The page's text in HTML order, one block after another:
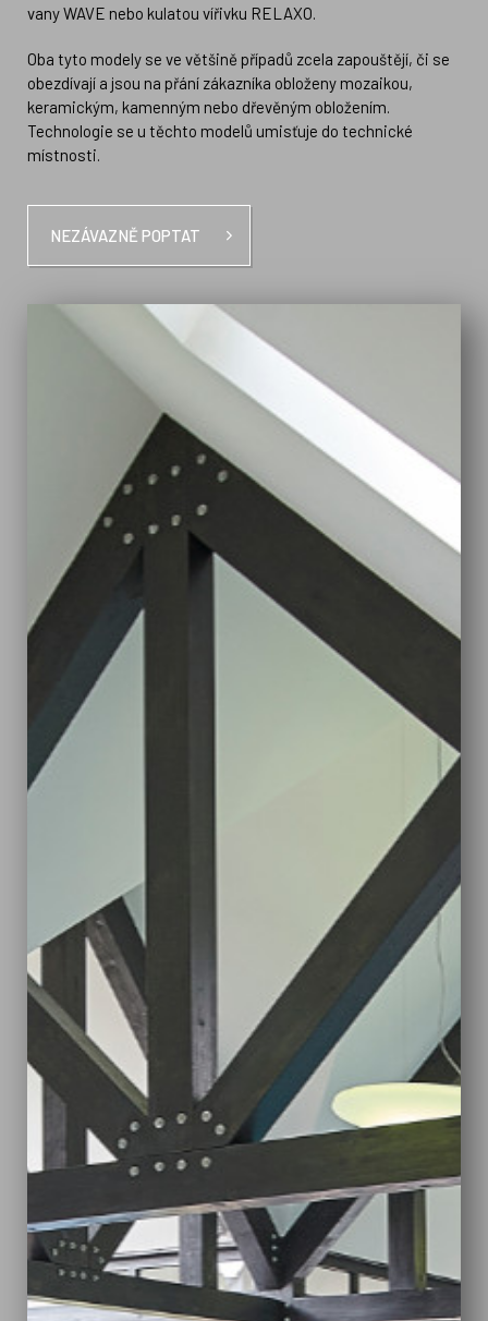
vany WAVE nebo kulatou vířivku RELAXO.
Oba tyto modely se ve většině případů zcela zapouštějí, či se
obezdívají a jsou na přání zákazníka obloženy mozaikou,
keramickým, kamenným nebo dřevěným obložením.
Technologie se u těchto modelů umisťuje do technické
místnosti.
NEZÁVAZNĚ POPTAT